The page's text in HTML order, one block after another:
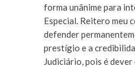
forma unânime para
Especial. Reitero meu
defender
prestígio e a
Judiciário, pois é